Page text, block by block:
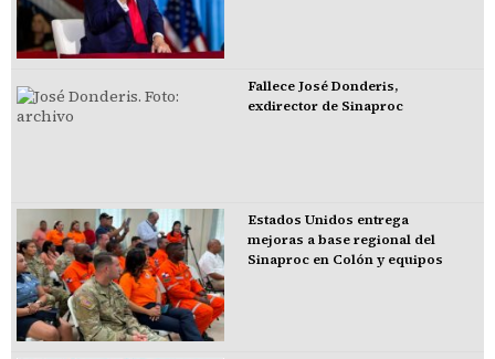
Fallece José Donderis,
exdirector de Sinaproc
Estados Unidos entrega
mejoras a base regional del
Sinaproc en Colón y equipos